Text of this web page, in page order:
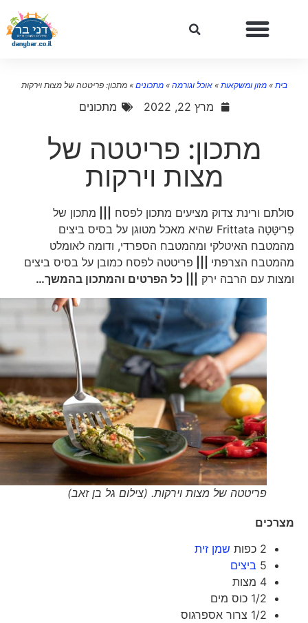
»מזון ומשקאות»אוכל וגורמה»מתכונים»מתכון: פריטטה של מצות וירקות
מרץ 22, 2022 מתכונים
מתכון: פריטטה של
מצות וירקות
סולתם ורינת צדוק מציעים מתכון לפסח|||
מתכון של
פְריטָּטָה Frittata שהיא מאכל מטוגן על בסיס ביצים
מהמטבח האיטלקי ומהמטבח הספרדי, ודומה לאומלט
מהמטבח הצרפתי|||
פריטטה לפסח כמובן על בסיס ביצים
ומצות עם הרבה ירק||| כל הפרטים והמתכון בהמשך…
פריטטה של מצות וירקות. (צילום גל בן זאב)
מצרכים
2 כפות
שמן זית
5
ביצים
4 מצות
1/2 כוס מים
1/2 צרור אספרגוס